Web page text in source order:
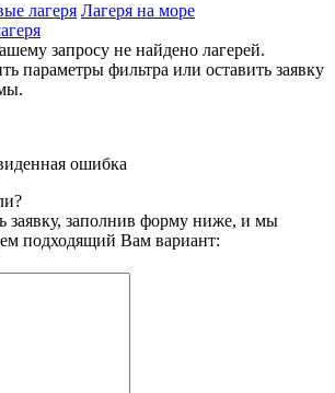
лагеря Лагеря на море
запросу не найдено лагерей.
параметры фильтра или оставить заявку
ошибка
заявку, заполнив форму ниже, и мы
подходящий Вам вариант: